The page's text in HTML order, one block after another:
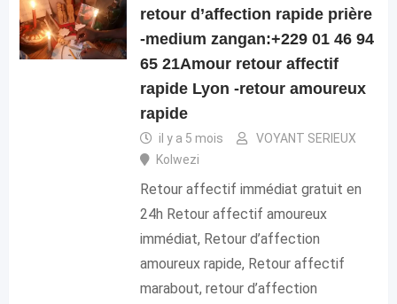
retour d’affection rapide prière
-medium zangan:+229 01 46 94
65 21Amour retour affectif
rapide Lyon -retour amoureux
rapide
il y a 5 mois
VOYANT SERIEUX
Kolwezi
Retour affectif immédiat gratuit en
24h Retour affectif amoureux
immédiat, Retour d’affection
amoureux rapide, Retour affectif
marabout, retour d’affection